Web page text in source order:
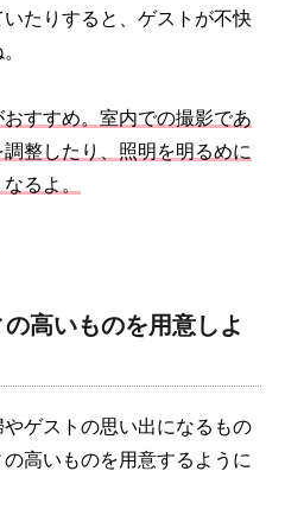
たりすると、ゲストが不快
すすめ。室内での撮影であ
整したり、照明を明るめに
るよ。
高いものを用意しよ
ゲストの思い出になるもの
高いものを用意するように